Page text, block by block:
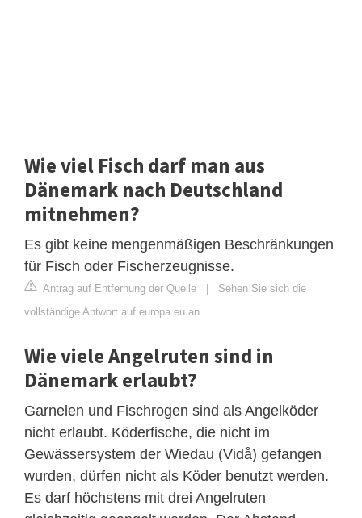
Wie viel Fisch darf man aus
Dänemark nach Deutschland
mitnehmen?
Es gibt keine mengenmäßigen Beschränkungen
für Fisch oder Fischerzeugnisse.
Antrag auf Entfernung der Quelle | Sehen Sie sich die
vollständige Antwort auf europa.eu an
Wie viele Angelruten sind in
Dänemark erlaubt?
Garnelen und Fischrogen sind als Angelköder
nicht erlaubt. Köderfische, die nicht im
Gewässersystem der Wiedau (Vidå) gefangen
wurden, dürfen nicht als Köder benutzt werden.
Es darf höchstens mit drei Angelruten